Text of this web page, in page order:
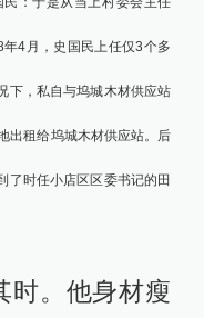
4月，史国民上任仅3个多
下，私自与坞城木材供应站
出租给坞城木材供应站。后
了时任小店区区委书记的田
。他身材瘦